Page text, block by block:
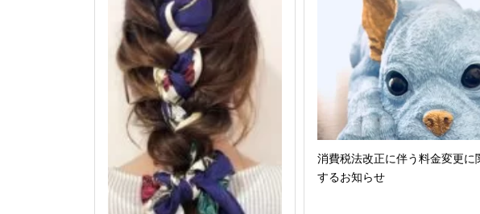
消費税法改正に伴う料金変更に
するお知らせ